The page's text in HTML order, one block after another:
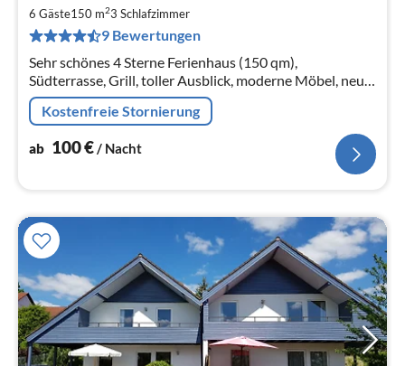
6 Gäste150 m23 Schlafzimmer
9 Bewertungen
Sehr schönes 4 Sterne Ferienhaus (150 qm),
Südterrasse, Grill, toller Ausblick, moderne Möbel, neue
Kostenfreie Stornierung
ab 100€/ Nacht